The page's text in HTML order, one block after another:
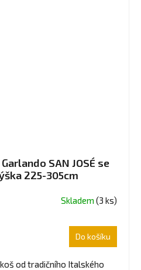
SAN JOSÉ se
225-305cm
Skladem (3 ks)
Do košíku
od tradičního Italského